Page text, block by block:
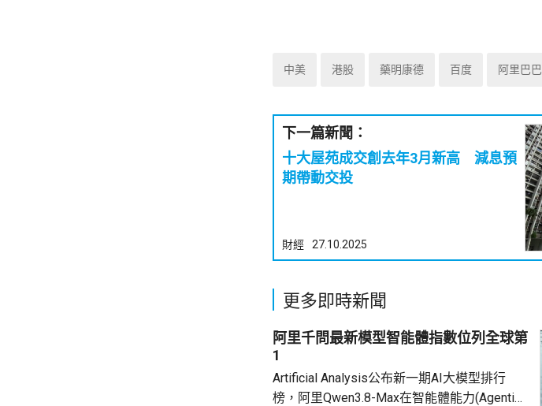
中美 港股 藥明康德 百度 阿里巴巴
下一篇新聞：
十大屋苑成交創去年3月新高 減息預
期帶動交投
財經 27.10.2025
更多即時新聞
阿里千問最新模型智能體指數位列全球第
1
Artificial Analysis公布新一期AI大模型排行
榜，阿里Qwen3.8-Max在智能體能力(Agentic